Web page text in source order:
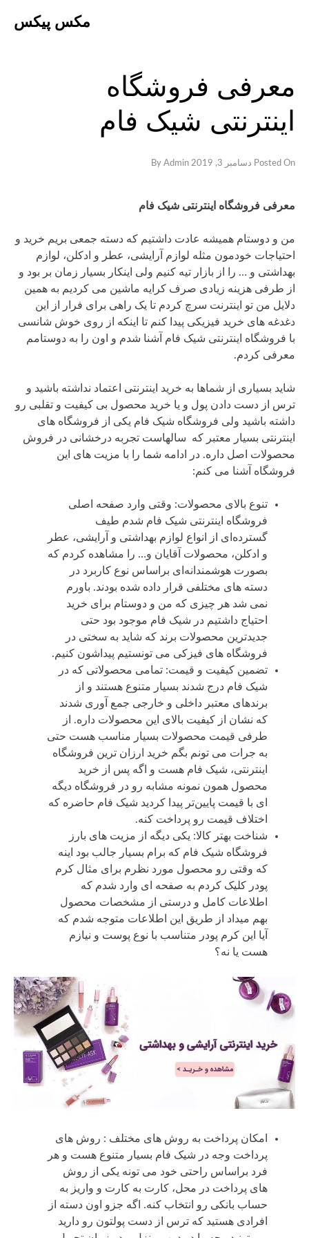
مکس پیکس
معرفی فروشگاه
اینترنتی شیک فام
Posted On دسامبر 3, 2019 Admin
معرفی فروشگاه اینترنتی شیک فام
من و دوستام همیشه عادت داشتیم که دسته جمعی بریم خرید و
احتیاجات خودمون مثله لوازم آرایشی، عطر و ادکلن، لوازم
بهداشتی و … را از بازار تیه کنیم ولی اینکار بسیار زمان بر بود و
از طرفی هزینه زیادی صرف کرایه ماشین می کردیم به همین
دلایل من تو اینترنت سرچ کردم تا یک راهی برای فرار از این
دغدغه های خرید فیزیکی پیدا کنم تا اینکه از روی خوش شانسی
با فروشگاه اینترنتی شیک فام آشنا شدم و اون را به دوستامم
معرفی کردم.
شاید بسیاری از شماها به خرید اینترنتی اعتماد نداشته باشید و
ترس از دست دادن پول و یا خرید محصول بی کیفیت و تقلبی رو
داشته باشید ولی فروشگاه شیک فام یکی از فروشگاه های
اینترنتی بسیار معتبر که سالهاست تجربه درخشانی در فروش
محصولات اصل داره. در ادامه شما را با مزیت های این
فروشگاه آشنا می کنم:
تنوع بالای محصولات: وقتی وارد صفحه اصلی
فروشگاه اینترنتی شیک فام شدم طیف
گسترده‌ای از انواع لوازم بهداشتی و آرایشی، عطر
و ادکلن، محصولات آقایان و… را مشاهده کردم که
بصورت هوشمندانه‌ای براساس نوع کاربرد در
دسته های مختلفی قرار داده شده بودند. باورم
نمی شد هر چیزی که من و دوستام برای خرید
احتیاج داشتیم در شیک فام موجود بود حتی
جدیدترین محصولات برند که شاید به سختی در
فروشگاه های فیزکی می تونستیم پیداشون کنیم.
تضمین کیفیت و قیمت: تمامی محصولاتی که در
شیک فام درج شدند بسیار متنوع هستند و از
برندهای معتبر داخلی و خارجی جمع آوری شدند
که نشان از کیفیت بالای این محصولات داره. از
طرفی قیمت‌ محصولات بسیار مناسب هست حتی
به جرات می تونم بگم خرید ارزان ترین فروشگاه
اینترنتی، شیک فام هست و اگه پس از خرید
محصول همون نمونه مشابه رو در فروشگاه دیگه
ای با قیمت پایین‌تر پیدا کردید شیک فام حاضره که
اختلاف قیمت رو پرداخت کنه.
شناخت بهتر کالا: یکی دیگه از مزیت های بارز
فروشگاه شیک فام که برام بسیار جالب بود اینه
که وقتی رو محصول مورد نظرم برای مثال کرم
پودر کلیک کردم به صفحه ای وارد شدم که
اطلاعات کامل و درستی از مشخصات محصول
بهم میداد از طریق این اطلاعات متوجه شدم که
آیا این کرم پودر متناسب با نوع پوست و نیازم
هست یا نه؟
امکان پرداخت به روش های مختلف : روش های
پرداخت وجه در شیک فام بسیار متنوع هست و هر
فرد براساس راحتی خود می تونه یکی از روش
های پرداخت در محل، کارت به کارت و واریز به
حساب بانکی رو انتخاب کنه. اگه جزو اون دسته از
افرادی هستید که ترس از دست پولتون رو دارید